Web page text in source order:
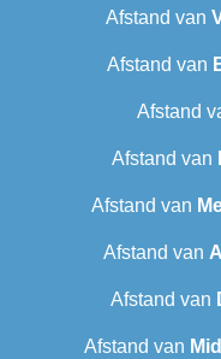
Afstand van
Afstand van
Afstand
Afstand van
Afstand van
Afstand van
Afstand van
Afstand van